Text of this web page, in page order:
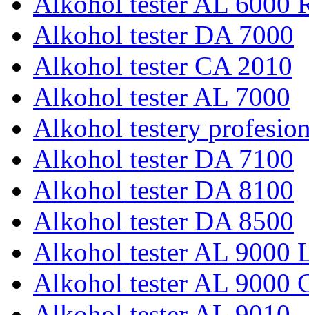
Alkohol tester DA 7000
Alkohol tester CA 2010
Alkohol tester AL 7000
Alkohol testery
Alkohol tester DA 7100
Alkohol tester DA 8100
Alkohol tester DA 8500
Alkohol tester AL 9000
Alkohol tester AL 9000